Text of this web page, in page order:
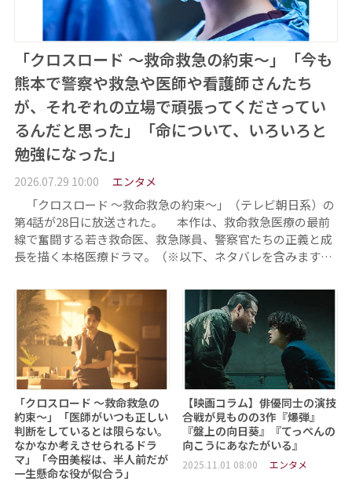
「クロスロード ～救命救急の約束～」「今も
熊本で警察や救急や医師や看護師さんたち
が、それぞれの立場で頑張ってくださってい
るんだと思った」「命について、いろいろと
勉強になった」
2026.07.29 10:00 エンタメ
「クロスロード ～救命救急の約束～」（テレビ朝日系）の
第4話が28日に放送された。 本作は、救命救急医療の最前
線で奮闘する若き救命医、救急隊員、警察官たちの正義と成
長を描く本格医療ドラマ。（※以下、ネタバレを含みます…
「クロスロード ～救命救急の
約束～」「医師がいつも正しい
判断をしているとは限らない。
なかなか考えさせられるドラ
マ」「今田美桜は、半人前だが
一生懸命な役が似合う」
【映画コラム】俳優同士の演技
合戦が見ものの3作『爆弾』
『盤上の向日葵』『てっぺんの
向こうにあなたがいる』
2025.11.01 08:00 エンタメ